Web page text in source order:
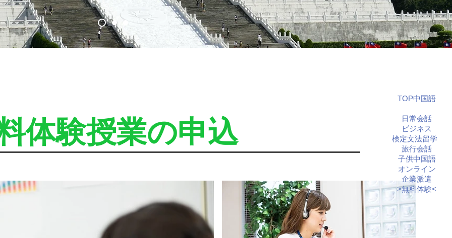
TOP中国語
日常会話
ビジネス
検定文法留学
旅行会話
子供中国語
オンライン
企業派遣
>無料体験<
中国語派遣
オンライン
ス
カ
イ
ニュース
NEWS
交
通/access
教師募集情報
Recruitment
体験授業の申込